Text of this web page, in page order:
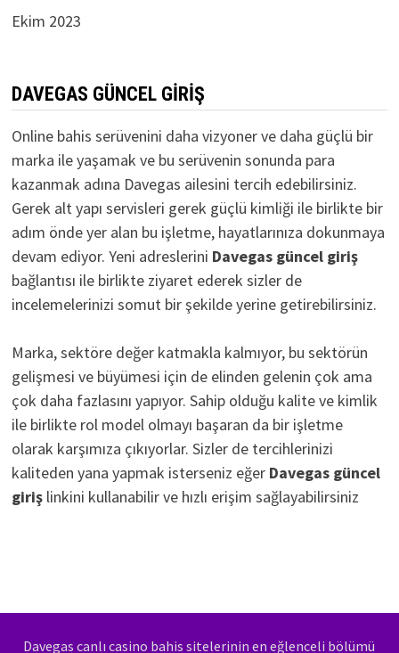
Ekim 2023
DAVEGAS GÜNCEL GIRIŞ
Online bahis serüvenini daha vizyoner ve daha güçlü bir
marka ile yaşamak ve bu serüvenin sonunda para
kazanmak adına Davegas ailesini tercih edebilirsiniz.
Gerek alt yapı servisleri gerek güçlü kimliği ile birlikte bir
adım önde yer alan bu işletme, hayatlarınıza dokunmaya
devam ediyor. Yeni adreslerini Davegas güncel giriş
bağlantısı ile birlikte ziyaret ederek sizler de
incelemelerinizi somut bir şekilde yerine getirebilirsiniz.
Marka, sektöre değer katmakla kalmıyor, bu sektörün
gelişmesi ve büyümesi için de elinden gelenin çok ama
çok daha fazlasını yapıyor. Sahip olduğu kalite ve kimlik
ile birlikte rol model olmayı başaran da bir işletme
olarak karşımıza çıkıyorlar. Sizler de tercihlerinizi
kaliteden yana yapmak isterseniz eğer Davegas güncel
giriş linkini kullanabilir ve hızlı erişim sağlayabilirsiniz
Davegas canlı casino bahis sitelerinin en eğlenceli bölümü